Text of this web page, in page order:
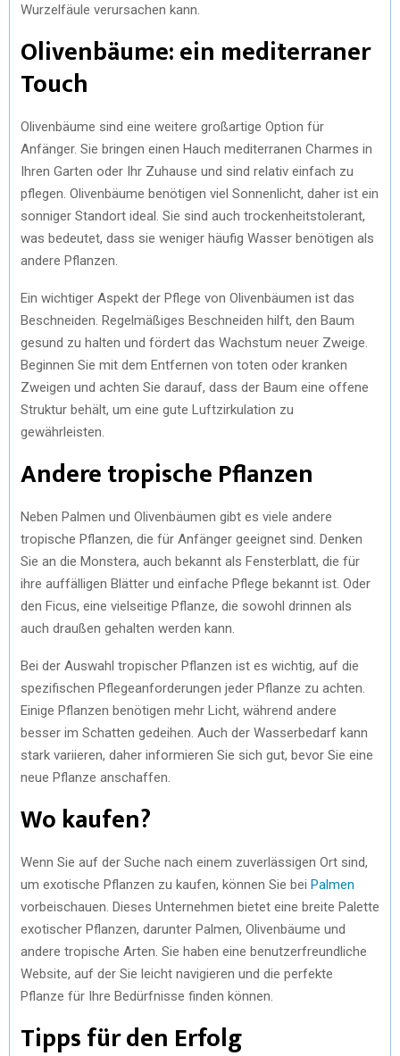
Wurzelfäule verursachen kann.
Olivenbäume: ein mediterraner
Touch
Olivenbäume sind eine weitere großartige Option für
Anfänger. Sie bringen einen Hauch mediterranen Charmes in
Ihren Garten oder Ihr Zuhause und sind relativ einfach zu
pflegen. Olivenbäume benötigen viel Sonnenlicht, daher ist ein
sonniger Standort ideal. Sie sind auch trockenheitstolerant,
was bedeutet, dass sie weniger häufig Wasser benötigen als
andere Pflanzen.
Ein wichtiger Aspekt der Pflege von Olivenbäumen ist das
Beschneiden. Regelmäßiges Beschneiden hilft, den Baum
gesund zu halten und fördert das Wachstum neuer Zweige.
Beginnen Sie mit dem Entfernen von toten oder kranken
Zweigen und achten Sie darauf, dass der Baum eine offene
Struktur behält, um eine gute Luftzirkulation zu
gewährleisten.
Andere tropische Pflanzen
Neben Palmen und Olivenbäumen gibt es viele andere
tropische Pflanzen, die für Anfänger geeignet sind. Denken
Sie an die Monstera, auch bekannt als Fensterblatt, die für
ihre auffälligen Blätter und einfache Pflege bekannt ist. Oder
den Ficus, eine vielseitige Pflanze, die sowohl drinnen als
auch draußen gehalten werden kann.
Bei der Auswahl tropischer Pflanzen ist es wichtig, auf die
spezifischen Pflegeanforderungen jeder Pflanze zu achten.
Einige Pflanzen benötigen mehr Licht, während andere
besser im Schatten gedeihen. Auch der Wasserbedarf kann
stark variieren, daher informieren Sie sich gut, bevor Sie eine
neue Pflanze anschaffen.
Wo kaufen?
Wenn Sie auf der Suche nach einem zuverlässigen Ort sind,
um exotische Pflanzen zu kaufen, können Sie bei Palmen
vorbeischauen. Dieses Unternehmen bietet eine breite Palette
exotischer Pflanzen, darunter Palmen, Olivenbäume und
andere tropische Arten. Sie haben eine benutzerfreundliche
Website, auf der Sie leicht navigieren und die perfekte
Pflanze für Ihre Bedürfnisse finden können.
Tipps für den Erfolg